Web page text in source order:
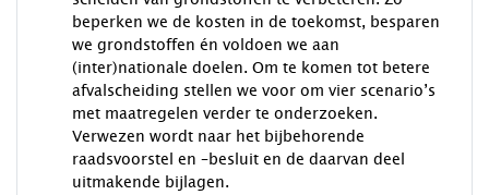
beperken we de kosten in de toekomst, besparen
we grondstoffen én voldoen we aan
(inter)nationale doelen. Om te komen tot betere
afvalscheiding stellen we voor om vier scenario’s
met maatregelen verder te onderzoeken.
Verwezen wordt naar het bijbehorende
raadsvoorstel en –besluit en de daarvan deel
uitmakende bijlagen.